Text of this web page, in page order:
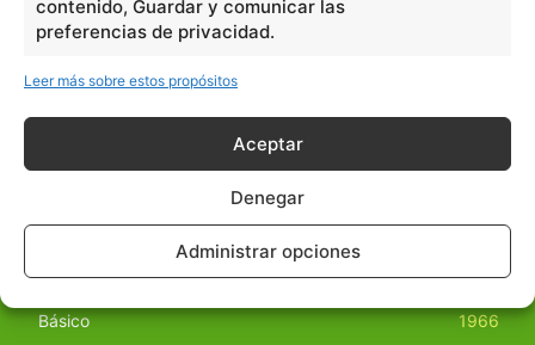
contenido, Guardar y comunicar las
preferencias de privacidad.
Leer más sobre estos propósitos
Aceptar
Denegar
Administrar opciones
Nuestros articulos son redactados y publicados bajo
obras derivadas de todos los contenidos disponibles en
Básico
1966